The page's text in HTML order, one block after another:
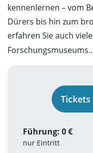
kennenlernen – vom
Dürers bis hin zum
erfahren Sie auch
Führung: 0 €
nur Eintritt